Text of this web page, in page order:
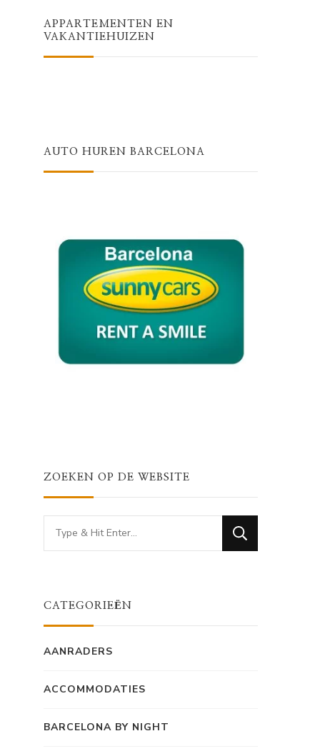
APPARTEMENTEN EN
VAKANTIEHUIZEN
AUTO HUREN BARCELONA
ZOEKEN OP DE WEBSITE
Looking
for
CATEGORIEËN
AANRADERS
ACCOMMODATIES
BARCELONA BY NIGHT